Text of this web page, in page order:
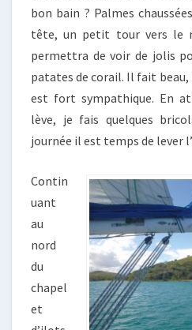
bon bain ? Palmes
tête, un petit tour vers le
permettra de voir de jolis
patates de corail. Il fait
est fort sympathique. En
lève, je fais quelques
journée il est temps de lever
Contin
uant
au
nord
du
chapel
et